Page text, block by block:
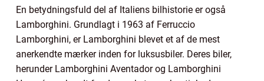
En betydningsfuld del af Italiens bilhistorie er også
Lamborghini. Grundlagt i 1963 af Ferruccio
Lamborghini, er Lamborghini blevet et af de mest
anerkendte mærker inden for luksusbiler. Deres biler,
herunder Lamborghini Aventador og Lamborghini